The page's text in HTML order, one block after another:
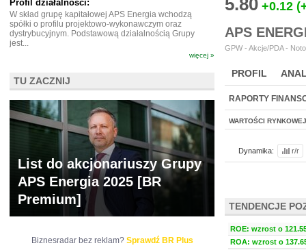
5.80 +0.12
APS
GPW - Akcje/PDA -
PROFIL
BR LAB
RAPORTY
WARTOŚCI RYNKOWEJ
Dynamika: r/r
TENDENCJE
ROE: wzrost o
ROA: wzrost o
Profil działalności:
W skład grupę kapitałowej APS Energia wchodzą
spółki o profilu projektowo-wykonawczym oraz
dystrybucyjnym. Podstawową działalnością Grupy
jest...
więcej »
TU ZACZNIJ
List do akcjonariuszy Grupy
APS Energia 2025 [BR
Premium]
Biznesradar bez reklam? Sprawdź BR Plus